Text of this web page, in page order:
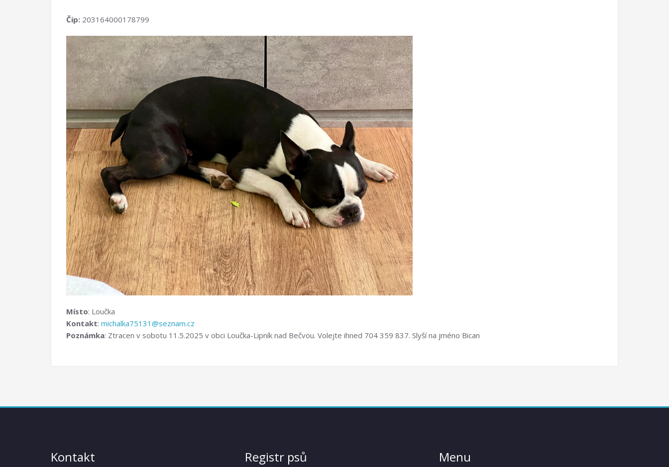
Čip: 203164000178799
Místo: Loučka
Kontakt: michalka75131@seznam.cz
Poznámka: Ztracen v sobotu 11.5.2025 v obci Loučka-Lipník nad Bečvou. Volejte ihned 704 359 837. Slyší na jméno Bican
Kontakt Registr psů Menu